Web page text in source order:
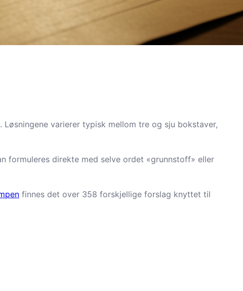
varierer typisk mellom tre og sju bokstaver,
formuleres direkte med selve ordet «grunnstoff» eller
finnes det over 358 forskjellige forslag knyttet til